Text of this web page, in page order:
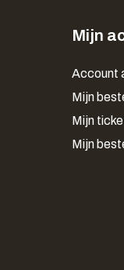
Mijn
Account
Mijn
Mijn
Mijn